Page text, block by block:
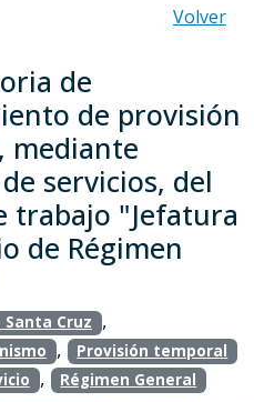
Volver
de
de provisión
mediante
servicios, del
trabajo "Jefatura
de Régimen
Cruz ,
, Provisión temporal
, Régimen General